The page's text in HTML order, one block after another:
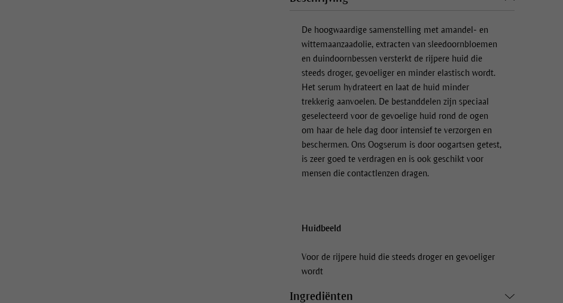
De hoogwaardige samenstelling met amandel- en
wittemaanzaadolie, extracten van sleedoornbloemen
en duindoornbessen versterkt de rijpere huid die
steeds droger, gevoeliger en minder elastisch wordt.
Het serum hydrateert en laat de huid minder
trekkerig aanvoelen. De bestanddelen zijn speciaal
geselecteerd voor de gevoelige huid rond de ogen
om haar de hele dag door intensief te verzorgen en
beschermen. Ons Oogserum is door oogartsen getest,
is zeer goed te verdragen en is ook geschikt voor
mensen die contactlenzen dragen.
Huidbeeld
Voor de rijpere huid die steeds droger en gevoeliger
wordt
Ingrediënten